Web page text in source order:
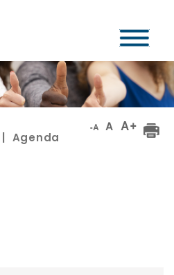
| Agenda